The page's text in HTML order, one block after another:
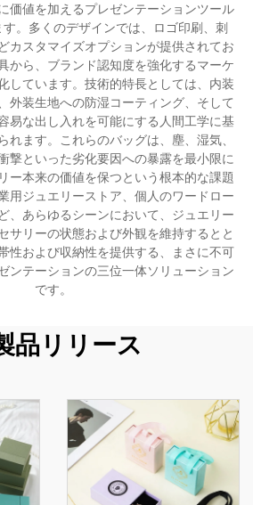
価値を加えるプレゼンテーションツール
。多くのデザインでは、ロゴ印刷、刺
カスタマイズオプションが提供されてお
から、ブランド認知度を強化するマーケ
しています。技術的特長としては、内装
外装生地への防湿コーティング、そして
易な出し入れを可能にする人間工学に基
れます。これらのバッグは、塵、湿気、
撃といった劣化要因への暴露を最小限に
ー本来の価値を保つという根本的な課題
用ジュエリーストア、個人のワードロー
、あらゆるシーンにおいて、ジュエリー
サリーの状態および外観を維持するとと
性および収納性を提供する、まさに不可
ンテーションの三位一体ソリューション
です。
品リリース